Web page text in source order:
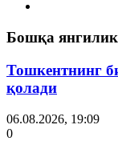
Бошқа
Тошкентнинг
қолади
06.08.2026, 19:09
0